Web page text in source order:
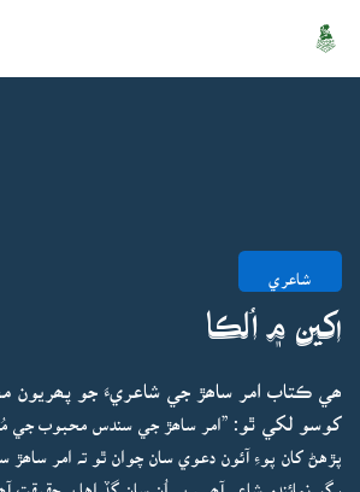
شاعري
اکين ۾ اُلڪا
ھي ڪتاب امر ساھڙ جي شاعريءَ جو پھريون
کوسو لکي ٿو: ”امر ساھڙ جي سندس محبوب جي
پڙهڻ کان پوءِ آئون دعوي سان چوان ٿو تہ امر ساھڙ
رڳو نمائندو شاعر آھي، پر اُن سان گڏ اها بہ حقيقت